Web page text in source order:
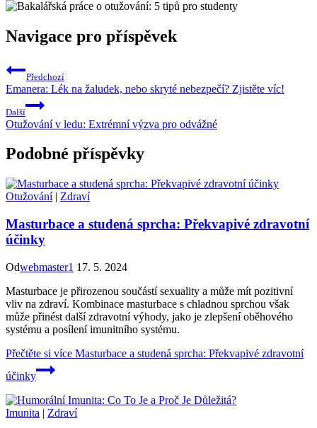
Navigace pro příspěvek
Předchozí
Emanera: Lék na žaludek, nebo skryté nebezpečí? Zjistěte víc!
Další
Otužování v ledu: Extrémní výzva pro odvážné
Podobné příspěvky
Otužování| Zdraví
Masturbace a studená sprcha: Překvapivé zdravotní
účinky
Odwebmaster1 17. 5. 2024
Masturbace je přirozenou součástí sexuality a může mít pozitivní
vliv na zdraví. Kombinace masturbace s chladnou sprchou však
může přinést další zdravotní výhody, jako je zlepšení oběhového
systému a posílení imunitního systému.
Přečtěte si více Masturbace a studená sprcha: Překvapivé zdravotní
účinky
Imunita | Zdraví